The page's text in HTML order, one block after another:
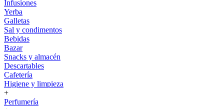
Infusiones
Yerba
Galletas
Sal y condimentos
Bebidas
Bazar
Snacks y almacén
Descartables
Cafetería
Higiene y limpieza
+
Perfumería